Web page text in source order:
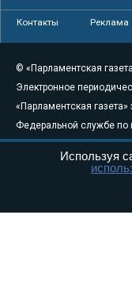
Контакты Реклама
© «Парламентская
Электронное
«Парламентская газета»
Федеральной службе по
связи, информационных
массовых
Свидетельство о
Используя